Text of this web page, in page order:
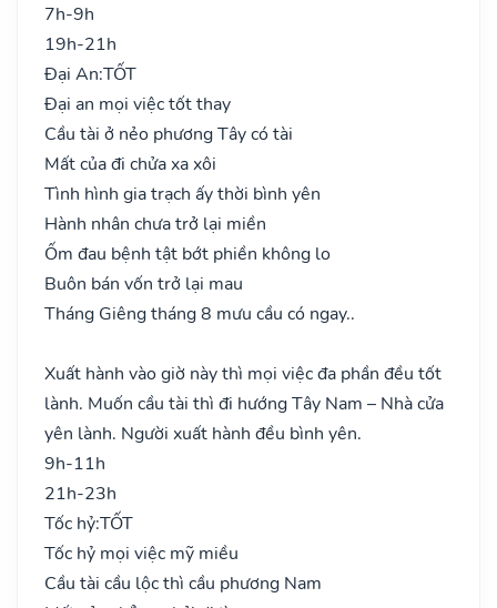
7h-9h
19h-21h
Đại An:TỐT
Đại an mọi việc tốt thay
Cầu tài ở nẻo phương Tây có tài
Mất của đi chửa xa xôi
Tình hình gia trạch ấy thời bình yên
Hành nhân chưa trở lại miền
Ốm đau bệnh tật bớt phiền không lo
Buôn bán vốn trở lại mau
Tháng Giêng tháng 8 mưu cầu có ngay..
Xuất hành vào giờ này thì mọi việc đa phần đều tốt
lành. Muốn cầu tài thì đi hướng Tây Nam – Nhà cửa
yên lành. Người xuất hành đều bình yên.
9h-11h
21h-23h
Tốc hỷ:TỐT
Tốc hỷ mọi việc mỹ miều
Cầu tài cầu lộc thì cầu phương Nam